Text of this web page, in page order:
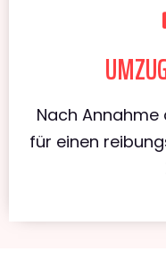
Nach
für einen